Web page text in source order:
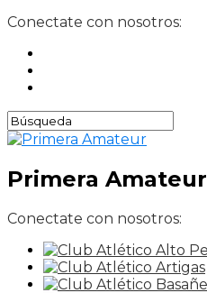
Conectate con nosotros:
Primera Amateur
Conectate con nosotros: